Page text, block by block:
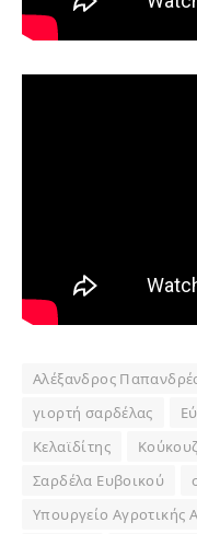
Αλέξανδρος
γιορτή σαρδέλας
Κελαϊδίτης
Σαρδέλα Ευβοικού
Υπουργείο Αγροτικής